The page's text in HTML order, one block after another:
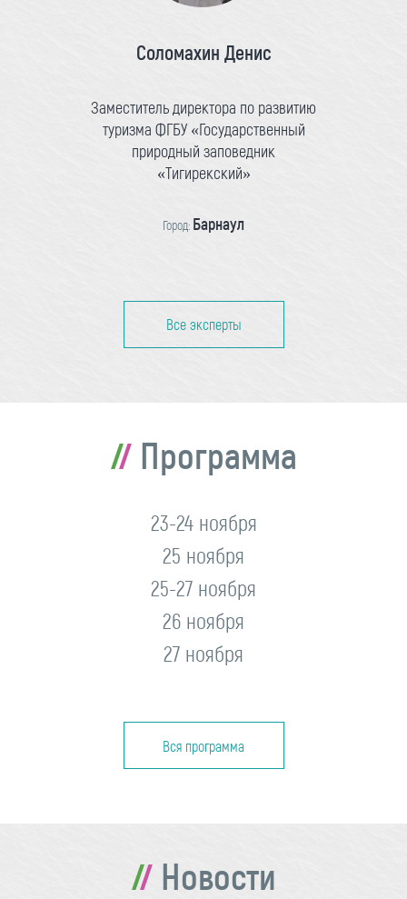
Соломахин Денис
Заместитель директора по развитию
туризма ФГБУ «Государственный
природный заповедник
«Тигирекский»
Город: Барнаул
Все эксперты
Программа
23-24 ноября
25 ноября
25-27 ноября
26 ноября
27 ноября
Вся программа
Новости